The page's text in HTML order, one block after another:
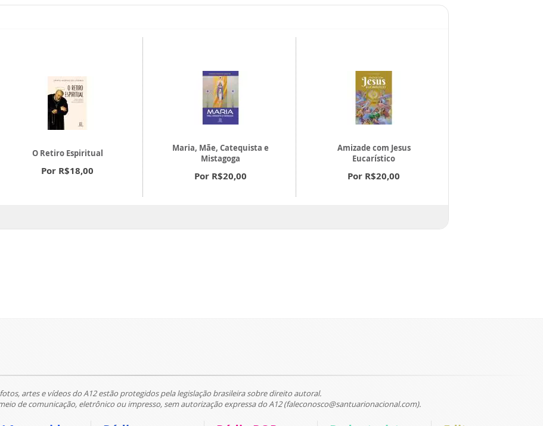
O Retiro Espiritual
Por R$18,00
Maria, Mãe, Catequista e
Mistagoga
Por R$20,00
Amizade com Jesus
Eucarístico
Por R$20,00
artes e vídeos do A12 estão protegidos pela legislação brasileira sobre direito autoral.
de comunicação, eletrônico ou impresso, sem autorização expressa do A12 (faleconosco@santuarionacional.com).